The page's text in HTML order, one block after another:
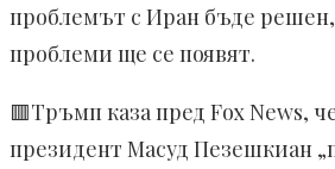
проблемът с Иран бъде
проблеми ще се появят.
🟥Тръмп каза пред Fox News,
президент Масуд Пезешкиан